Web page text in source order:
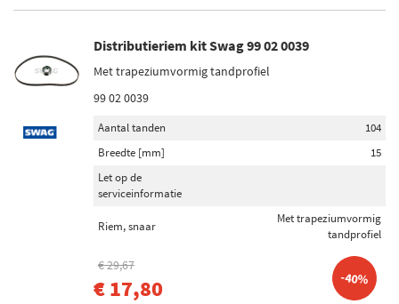
Distributieriem kit Swag 99 02 0039
Met trapeziumvormig tandprofiel
99 02 0039
Aantal tanden
104
Breedte [mm]
15
Let op de
serviceinformatie
Riem, snaar
Met trapeziumvormig
tandprofiel
€ 29,67
€ 17,80 -40%